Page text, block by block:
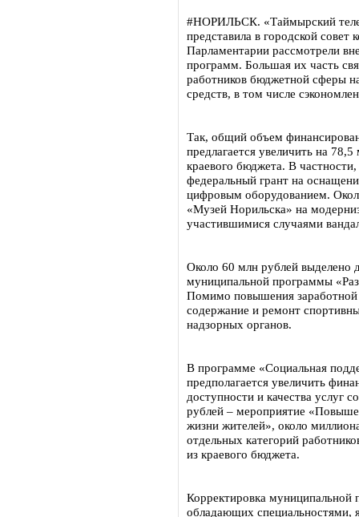
#НОРИЛЬСК. «Таймырский
представила в городской
Парламентарии рассмотрели
программ. Большая их часть
работников бюджетной сферы
средств, в том числе
Так, общий объем
предлагается увеличить на
краевого бюджета. В
федеральный грант на
цифровым оборудованием.
«Музей Норильска» на
участившимися случаями
Около 60 млн рублей выделено
муниципальной программы
Помимо повышения заработной
содержание и ремонт
надзорных органов.
В программе «Социальная
предполагается увеличить
доступности и качества услуг
рублей – мероприятие
жизни жителей», около
отдельных категорий
из краевого бюджета.
Корректировка
обладающих